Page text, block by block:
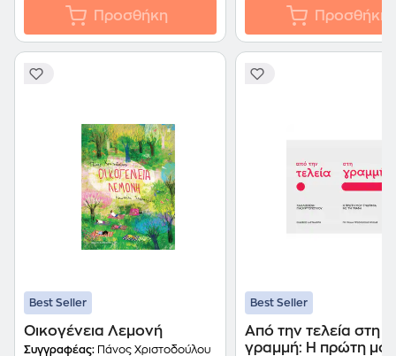
Προσθήκη Προσθήκη
Best Seller
Οικογένεια Λεμονή
Συγγραφέας: Πάνος Χριστοδούλου
Best Seller
Από την τελεία στη
γραμμή: Η πρώτη μου